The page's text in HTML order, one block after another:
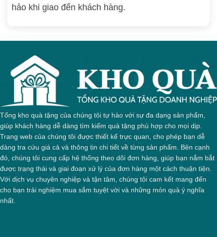
hảo khi giao đến khách hàng.
Tổng kho quà tặng của chúng tôi tự hào với sự đa dạng sản phẩm,
giúp khách hàng dễ dàng tìm kiếm quà tặng phù hợp cho mọi dịp.
Trang web của chúng tôi được thiết kế trực quan, cho phép bạn dễ
dàng tra cứu giá cả và thông tin chi tiết về từng sản phẩm. Bên cạnh
đó, chúng tôi cung cấp hệ thống theo dõi đơn hàng, giúp bạn nắm bắt
được trạng thái và giai đoạn xử lý của đơn hàng một cách thuận tiện.
Với dịch vụ chuyên nghiệp và tận tâm, chúng tôi cam kết mang đến
cho bạn trải nghiệm mua sắm tuyệt vời và những món quà ý nghĩa
nhất.